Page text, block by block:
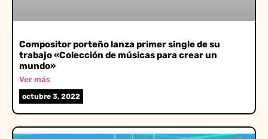
Compositor porteño lanza primer single de su
trabajo «Colección de músicas para crear un
mundo»
Ver más
octubre 3, 2022